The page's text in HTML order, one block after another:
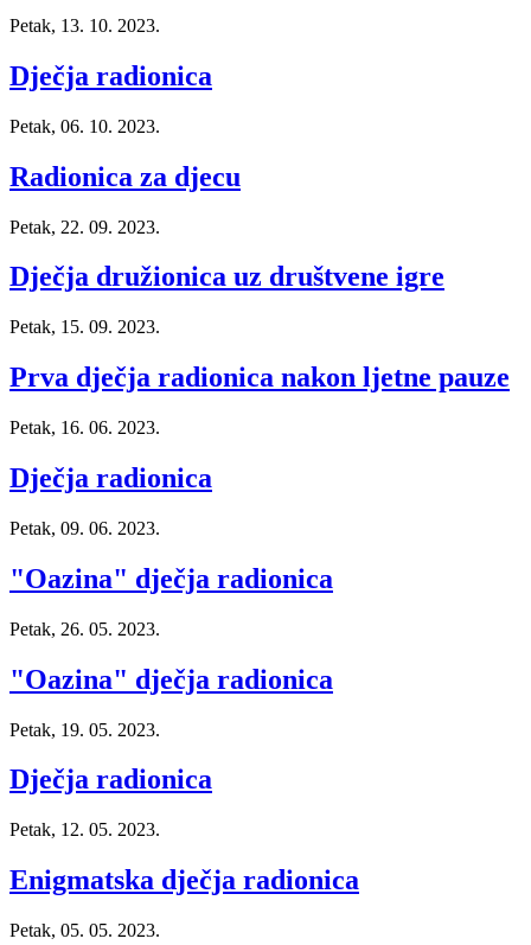
Petak, 13. 10. 2023.
Dječja radionica
Petak, 06. 10. 2023.
Radionica za djecu
Petak, 22. 09. 2023.
Dječja družionica uz društvene igre
Petak, 15. 09. 2023.
Prva dječja radionica nakon ljetne pauze
Petak, 16. 06. 2023.
Dječja radionica
Petak, 09. 06. 2023.
"Oazina" dječja radionica
Petak, 26. 05. 2023.
"Oazina" dječja radionica
Petak, 19. 05. 2023.
Dječja radionica
Petak, 12. 05. 2023.
Enigmatska dječja radionica
Petak, 05. 05. 2023.